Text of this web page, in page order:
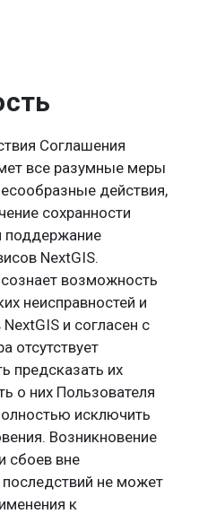
Соглашения
все разумные меры
действия,
сохранности
поддержание
NextGIS.
возможность
неисправностей и
и согласен с
отсутствует
предсказать их
о них Пользователя
исключить
Возникновение
сбоев вне
не может
к